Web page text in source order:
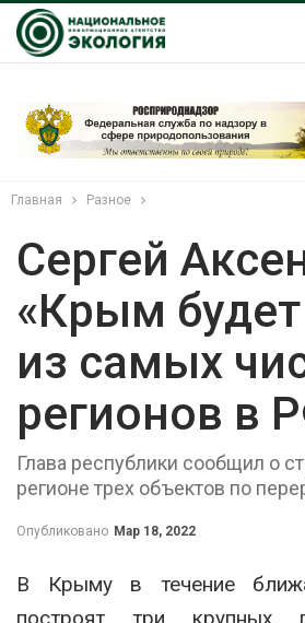
Главная Разное
Сергей
«Крым
из самых
регионов в
Глава республики сообщил о
регионе трех объектов по
Опубликовано Мар 18, 2022
В Крыму в течение
построят три крупных